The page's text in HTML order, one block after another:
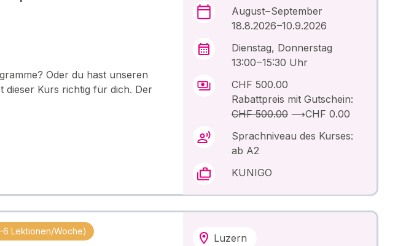
Oder du hast unseren
dieser Kurs richtig für dich. Der
August – September
18.8.2026 –10.9.2026
Dienstag, Donnerstag
13:00 – 15:30 Uhr
CHF 500.00
Rabattpreis mit Gutschein:
CHF 500.00 ⟶CHF 0.00
Sprachniveau des Kurses:
ab A2
KUNIGO
Lektionen/Woche)
Luzern